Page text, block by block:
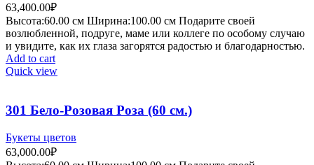
63,400.00₽
Высота:60.00 см Ширина:100.00 см Подарите своей
возлюбленной, подруге, маме или коллеге по особому случаю
и увидите, как их глаза загорятся радостью и благодарностью.
Add to cart
Quick view
301 Бело-Розовая Роза (60 см.)
Букеты цветов
63,000.00₽